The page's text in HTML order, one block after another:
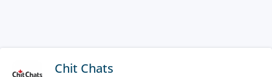
Chit Chats